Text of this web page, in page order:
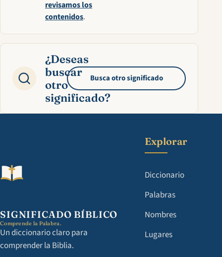
revisamos los
contenidos.
¿Deseas
buscar
otro
significado?
Busca otro significado
SIGNIFICADO BÍBLICO
Comprende la Palabra.
Un diccionario claro para
comprender la Biblia.
Explorar
Diccionario
Palabras
Nombres
Lugares